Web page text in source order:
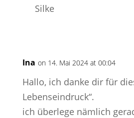
Silke
Ina on 14. Mai 2024 at 00:04
Hallo, ich danke dir für
Lebenseindruck“.
ich überlege nämlich